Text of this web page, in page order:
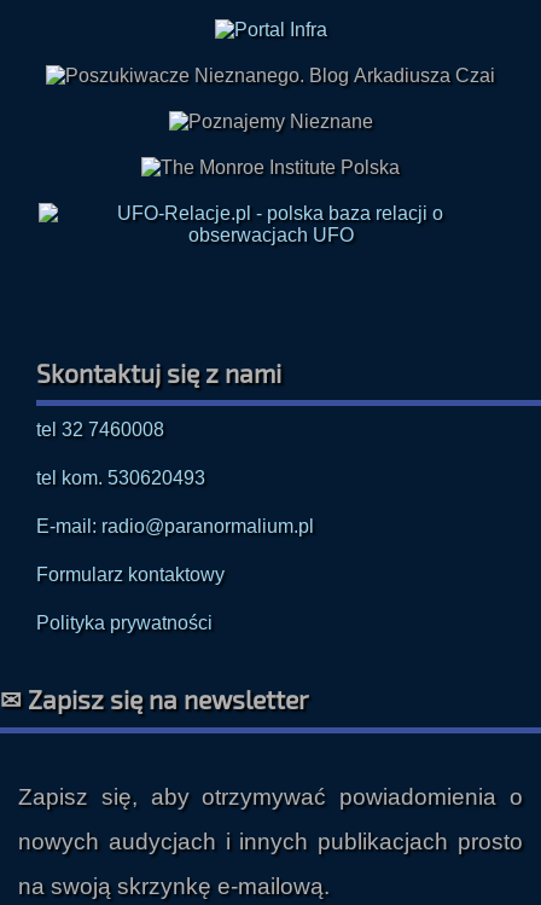
Skontaktuj się z nami
tel 32 7460008
tel kom. 530620493
E-mail: radio@paranormalium.pl
Formularz kontaktowy
Polityka prywatności
✉ Zapisz się na newsletter
Zapisz się, aby otrzymywać powiadomienia o
nowych audycjach i innych publikacjach prosto
na swoją skrzynkę e-mailową.